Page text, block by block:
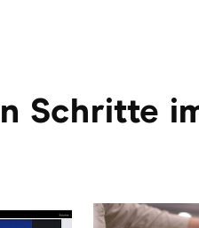
Schritte